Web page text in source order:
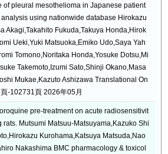
of pleural mesothelioma in Japanese patient
using nationwide database Hirokazu
Akagi,Takahito Fukuda,Takuya Honda,Hirok
Ueki,Yuki Matsuoka,Emiko Udo,Saya Yah
Tomono,Noritaka Honda,Yosuke Dotsu,Mi
Takemoto,Izumi Sato,Shinji Okano,Masa
Mukae,Kazuto Ashizawa Translational On
-102731頁 2026年05月
pre-treatment on acute radiosensitivit
rats. Mutsumi Matsuu-Matsuyama,Kazuko Shi
Kurohama,Katsuya Matsuda,Nao
Nakashima BMC pharmacology & toxicol